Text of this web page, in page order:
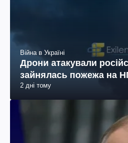
Війна в Україні
Дрони атакували
зайнялась пожежа на
2 дні тому